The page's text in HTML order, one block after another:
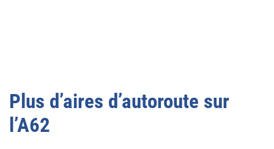
Plus d’aires d’autoroute sur
l’A62